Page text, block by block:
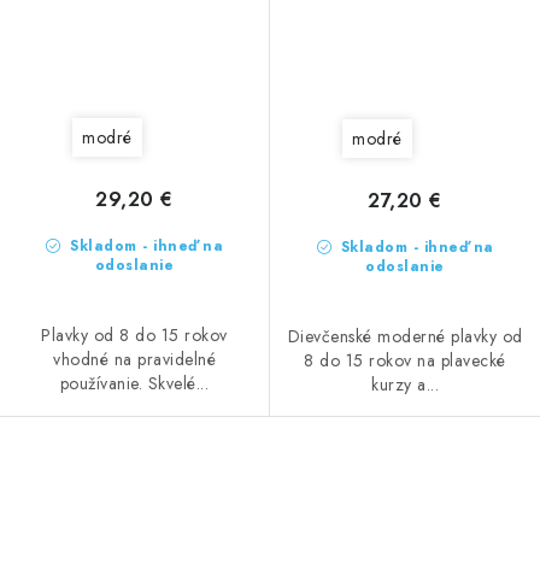
modré
Skladom - ihneď na
odoslanie
29,20 €
Plavky od 8 do 15 rokov
vhodné na pravidelné
používanie. Skvelé...
modré
Skladom - ihneď na
odoslanie
27,20 €
Dievčenské moderné plavky od
8 do 15 rokov na plavecké
kurzy a...